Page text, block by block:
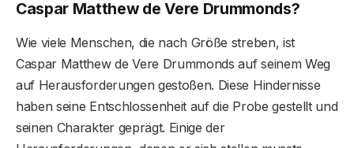
Caspar Matthew de Vere Drummonds?
Wie viele Menschen, die nach Größe streben, ist
Caspar Matthew de Vere Drummonds auf seinem Weg
auf Herausforderungen gestoßen. Diese Hindernisse
haben seine Entschlossenheit auf die Probe gestellt und
seinen Charakter geprägt. Einige der